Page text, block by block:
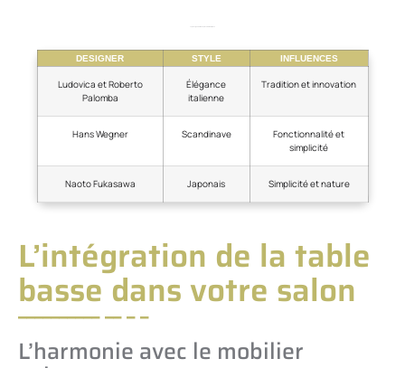
DESIGNER STYLE INFLUENCES
Ludovica et Roberto
Palomba
Élégance
italienne
Tradition et innovation
Hans Wegner Scandinave
Fonctionnalité et
simplicité
Naoto Fukasawa Japonais Simplicité et nature
L’intégration de la table
basse dans votre salon
L’harmonie avec le mobilier